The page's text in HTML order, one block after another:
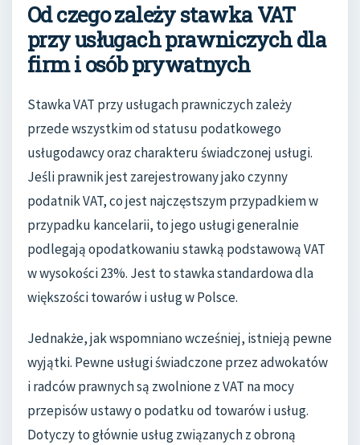
Od czego zależy stawka VAT
przy usługach prawniczych dla
firm i osób prywatnych
Stawka VAT przy usługach prawniczych zależy
przede wszystkim od statusu podatkowego
usługodawcy oraz charakteru świadczonej usługi.
Jeśli prawnik jest zarejestrowany jako czynny
podatnik VAT, co jest najczęstszym przypadkiem w
przypadku kancelarii, to jego usługi generalnie
podlegają opodatkowaniu stawką podstawową VAT
w wysokości 23%. Jest to stawka standardowa dla
większości towarów i usług w Polsce.
Jednakże, jak wspomniano wcześniej, istnieją pewne
wyjątki. Pewne usługi świadczone przez adwokatów
i radców prawnych są zwolnione z VAT na mocy
przepisów ustawy o podatku od towarów i usług.
Dotyczy to głównie usług związanych z obroną